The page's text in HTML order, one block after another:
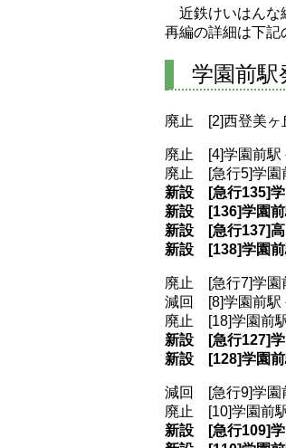
近鉄けいはんな
再編の詳細は下記
学園前駅
廃止 [2]西登美ヶ
廃止 [4]学園前駅
廃止 [急行5]学園
新設 [急行135]学
新設 [136]学園前
新設 [急行137]高
新設 [138]学園前
廃止 [急行7]学園
減回 [8]学園前駅
廃止 [18]学園前
新設 [急行127]学
新設 [128]学園前
減回 [急行9]学園
廃止 [10]学園前
新設 [急行109]学